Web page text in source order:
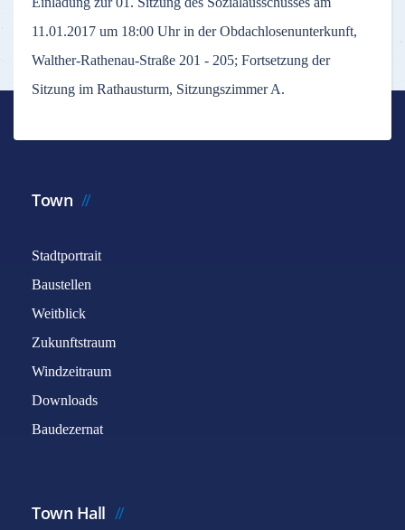
11.01.2017 um 18:00 Uhr in der Obdachlosenunterkunft,
Walther-Rathenau-Straße 201 - 205; Fortsetzung der
Sitzung im Rathausturm, Sitzungszimmer A.
Town
Stadtportrait
Baustellen
Weitblick
Zukunftstraum
Windzeitraum
Downloads
Baudezernat
Town Hall